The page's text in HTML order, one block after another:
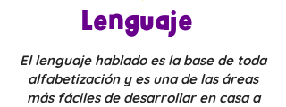
Lenguaje
El lenguaje hablado es la base de toda
alfabetización y es una de las áreas
más fáciles de desarrollar en casa a